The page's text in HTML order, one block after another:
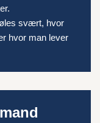
svært, hvor
hvor man lever